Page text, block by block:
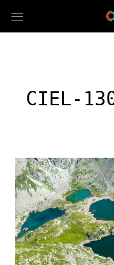
CIEL-